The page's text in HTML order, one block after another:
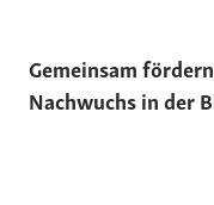
Gemeinsam
Nachwuchs in der